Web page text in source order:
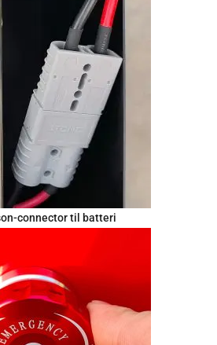
connector til batteri